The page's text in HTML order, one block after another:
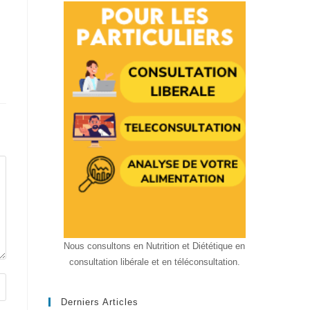
Nous consultons en Nutrition et Diététique en
consultation libérale et en téléconsultation.
Derniers Articles